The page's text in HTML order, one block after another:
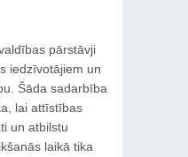
pārstāvji
iedzīvotājiem un
Šāda sadarbība
lai attīstības
un atbilstu
laikā tika